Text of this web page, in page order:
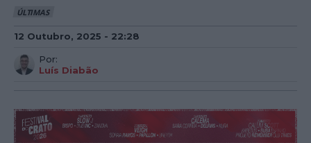
ÚLTIMAS
12 Outubro, 2025 - 22:28
Por:
Luís Diabão